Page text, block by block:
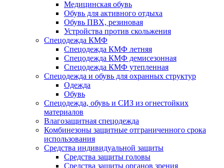
Медицинская обувь
Обувь для активного отдыха
Обувь ПВХ, резиновая
Устройства против скольжения
Спецодежда КМФ
Спецодежда КМФ летняя
Спецодежда КМФ демисезонная
Спецодежда КМФ утепленная
Спецодежда и обувь для охранных структур
Одежда
Обувь
Спецодежда, обувь и СИЗ из огнестойких
материалов
Влагозащитная спецодежда
Комбинезоны защитные отграниченного срока
использования
Средства индивидуальной защиты
Средства защиты головы
Средства защиты органов зрения